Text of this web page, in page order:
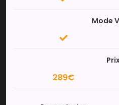
Mode
289€